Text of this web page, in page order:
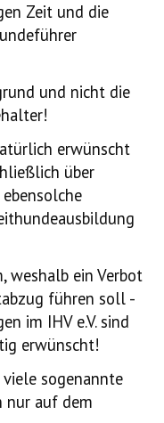
Zeit und die
und nicht die
erwünscht
über
weshalb ein Verbot
führen soll -
im IHV e.V. sind
erwünscht!
sogenannte
nur auf dem